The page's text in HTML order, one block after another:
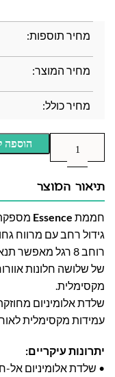
מחיר תוספות:
מחיר המוצר:
מחיר כולל:
הוספה
תיאור המוצר
חממת Essence
גידול רחב עם מרווח
רוחב 8 רגל
של שלושה חלונות
מקסימלית.
שלדת אלומיניום
עמידות מקסימלית
יתרונות עיקריים:
• שלדת אלומיניום